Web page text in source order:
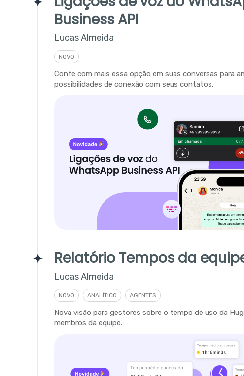
Business API
Lucas Almeida
NOVO
Conte com mais essa opção em suas conversas para
possibilidades de conexão com seus contatos.
Relatório Tempos da
Lucas Almeida
NOVO ANALÍTICO AGENTES
Nova visão para gestores sobre o tempo de uso da
membros da equipe.